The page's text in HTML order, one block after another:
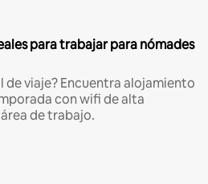
para trabajar para nómades
de viaje? Encuentra alojamiento
con wifi de alta
de trabajo.